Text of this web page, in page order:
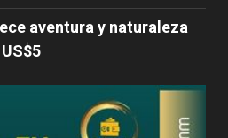
aventura y naturaleza